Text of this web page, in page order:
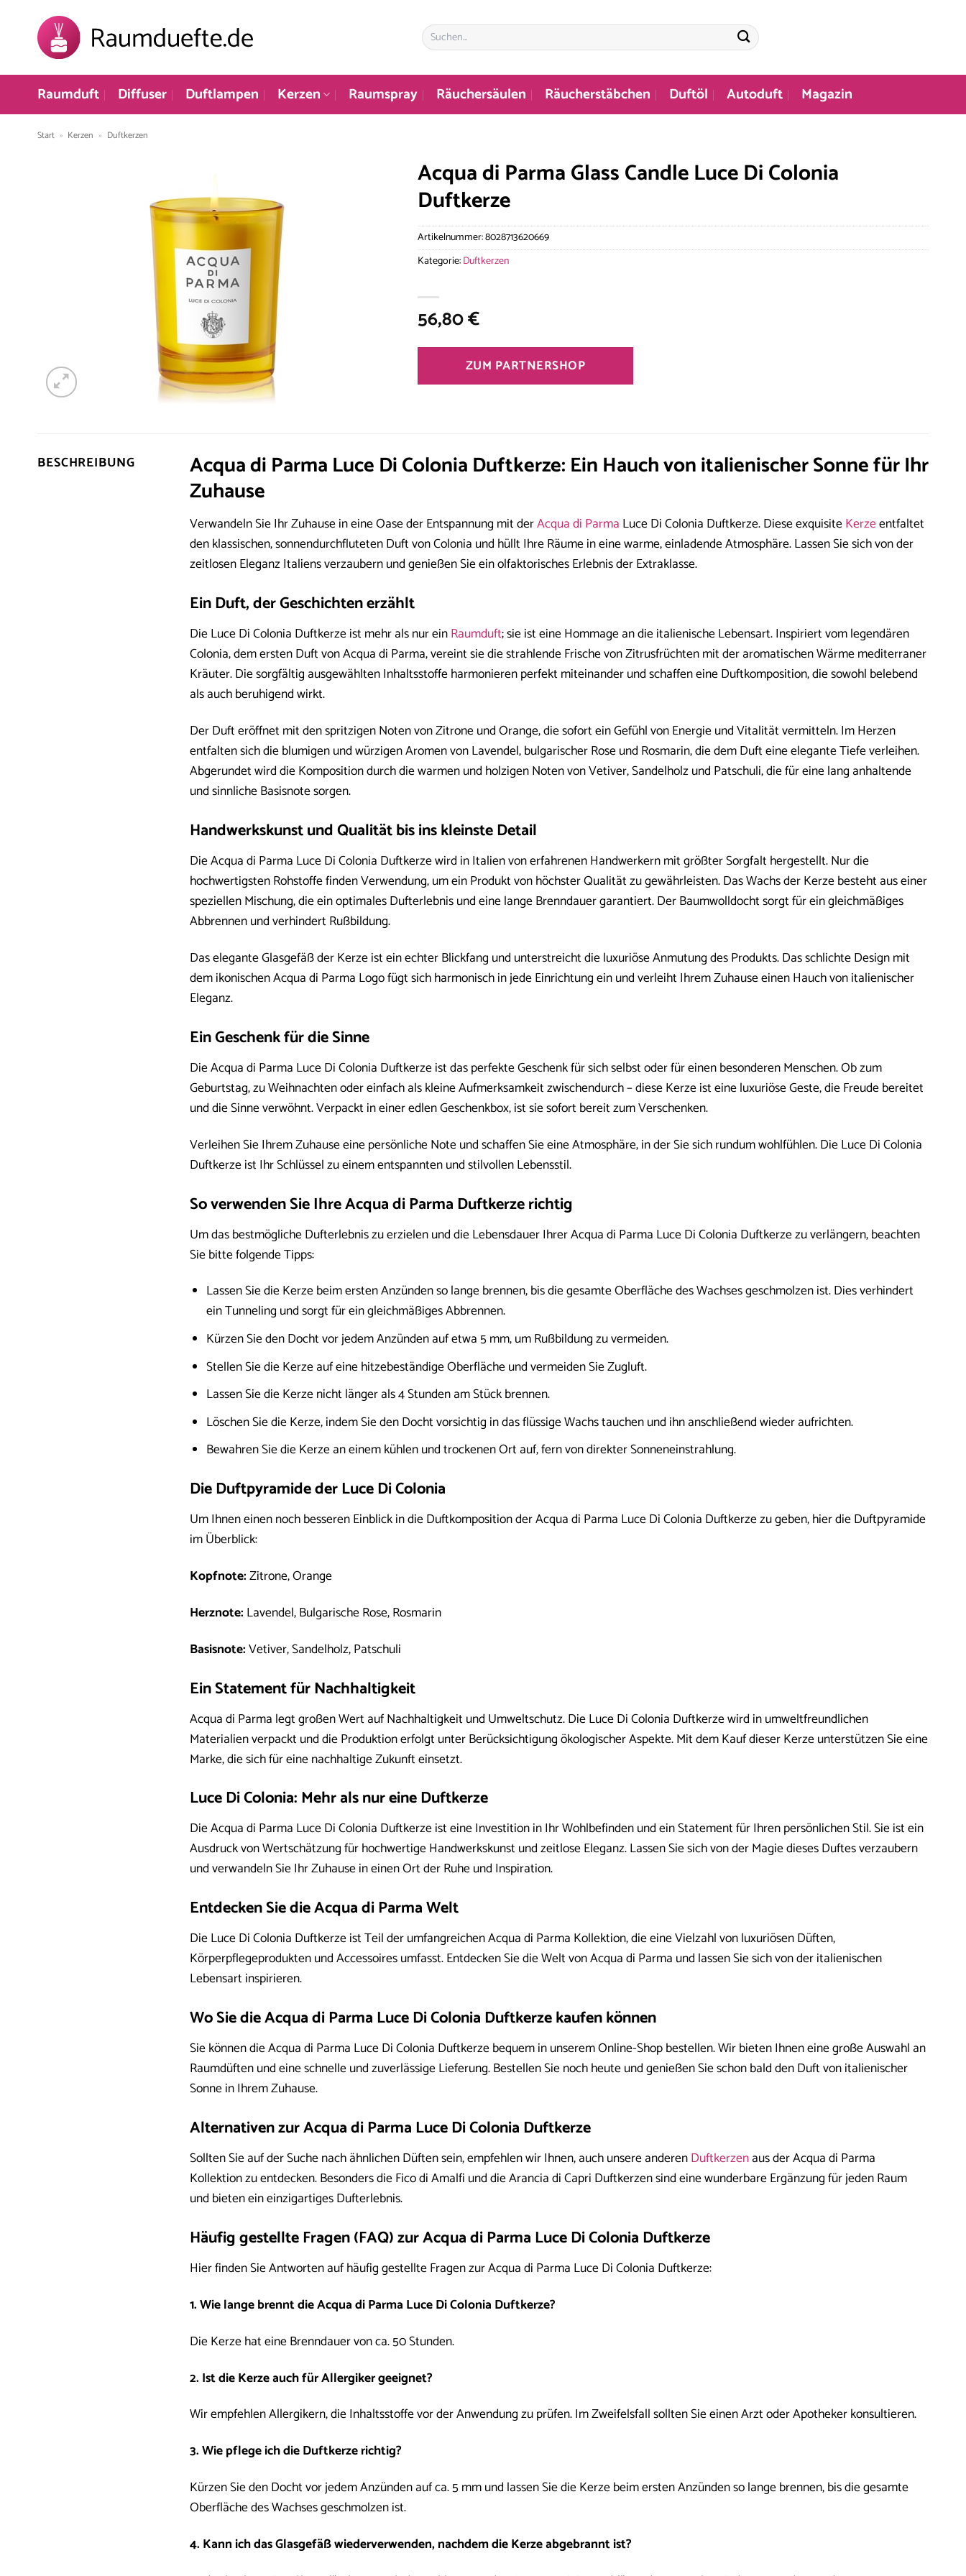
springen
Suchen
nach:
Raumduft Diffuser Duftlampen Kerzen Raumspray Räuchersäulen Räucherstäbchen Duftöl Autoduft Magazin
Start » Kerzen » Duftkerzen
Acqua di Parma Glass Candle Luce Di Colonia
Duftkerze
56,80€
ZUM PARTNERSHOP
Artikelnummer:8028713620669
Kategorie:Duftkerzen
BESCHREIBUNG Acqua di Parma Luce Di Colonia Duftkerze: Ein Hauch von italienischer Sonne für Ihr
Zuhause
Verwandeln Sie Ihr Zuhause in eine Oase der Entspannung mit derAcqua di Parma Luce Di Colonia Duftkerze. Diese exquisiteKerzeentfaltet
den klassischen, sonnendurchfluteten Duft von Colonia und hüllt Ihre Räume in eine warme, einladende Atmosphäre. Lassen Sie sich von der
zeitlosen Eleganz Italiens verzaubern und genießen Sie ein olfaktorisches Erlebnis der Extraklasse.
Ein Duft, der Geschichten erzählt
Die Luce Di Colonia Duftkerze ist mehr als nur einRaumduft; sie ist eine Hommage an die italienische Lebensart. Inspiriert vom legendären
Colonia, dem ersten Duft von Acqua di Parma, vereint sie die strahlende Frische von Zitrusfrüchten mit der aromatischen Wärme mediterraner
Kräuter. Die sorgfältig ausgewählten Inhaltsstoffe harmonieren perfekt miteinander und schaffen eine Duftkomposition, die sowohl belebend
als auch beruhigend wirkt.
Der Duft eröffnet mit den spritzigen Noten von Zitrone und Orange, die sofort ein Gefühl von Energie und Vitalität vermitteln. Im Herzen
entfalten sich die blumigen und würzigen Aromen von Lavendel, bulgarischer Rose und Rosmarin, die dem Duft eine elegante Tiefe verleihen.
Abgerundet wird die Komposition durch die warmen und holzigen Noten von Vetiver, Sandelholz und Patschuli, die für eine lang anhaltende
und sinnliche Basisnote sorgen.
Handwerkskunst und Qualität bis ins kleinste Detail
Die Acqua di Parma Luce Di Colonia Duftkerze wird in Italien von erfahrenen Handwerkern mit größter Sorgfalt hergestellt. Nur die
hochwertigsten Rohstoffe finden Verwendung, um ein Produkt von höchster Qualität zu gewährleisten. Das Wachs der Kerze besteht aus einer
speziellen Mischung, die ein optimales Dufterlebnis und eine lange Brenndauer garantiert. Der Baumwolldocht sorgt für ein gleichmäßiges
Abbrennen und verhindert Rußbildung.
Das elegante Glasgefäß der Kerze ist ein echter Blickfang und unterstreicht die luxuriöse Anmutung des Produkts. Das schlichte Design mit
dem ikonischen Acqua di Parma Logo fügt sich harmonisch in jede Einrichtung ein und verleiht Ihrem Zuhause einen Hauch von italienischer
Eleganz.
Ein Geschenk für die Sinne
Die Acqua di Parma Luce Di Colonia Duftkerze ist das perfekte Geschenk für sich selbst oder für einen besonderen Menschen. Ob zum
Geburtstag, zu Weihnachten oder einfach als kleine Aufmerksamkeit zwischendurch – diese Kerze ist eine luxuriöse Geste, die Freude bereitet
und die Sinne verwöhnt. Verpackt in einer edlen Geschenkbox, ist sie sofort bereit zum Verschenken.
Verleihen Sie Ihrem Zuhause eine persönliche Note und schaffen Sie eine Atmosphäre, in der Sie sich rundum wohlfühlen. Die Luce Di Colonia
Duftkerze ist Ihr Schlüssel zu einem entspannten und stilvollen Lebensstil.
So verwenden Sie Ihre Acqua di Parma Duftkerze richtig
Um das bestmögliche Dufterlebnis zu erzielen und die Lebensdauer Ihrer Acqua di Parma Luce Di Colonia Duftkerze zu verlängern, beachten
Sie bitte folgende Tipps:
Lassen Sie die Kerze beim ersten Anzünden so lange brennen, bis die gesamte Oberfläche des Wachses geschmolzen ist. Dies verhindert
ein Tunneling und sorgt für ein gleichmäßiges Abbrennen.
Kürzen Sie den Docht vor jedem Anzünden auf etwa 5 mm, um Rußbildung zu vermeiden.
Stellen Sie die Kerze auf eine hitzebeständige Oberfläche und vermeiden Sie Zugluft.
Lassen Sie die Kerze nicht länger als 4 Stunden am Stück brennen.
Löschen Sie die Kerze, indem Sie den Docht vorsichtig in das flüssige Wachs tauchen und ihn anschließend wieder aufrichten.
Bewahren Sie die Kerze an einem kühlen und trockenen Ort auf, fern von direkter Sonneneinstrahlung.
Die Duftpyramide der Luce Di Colonia
Um Ihnen einen noch besseren Einblick in die Duftkomposition der Acqua di Parma Luce Di Colonia Duftkerze zu geben, hier die Duftpyramide
im Überblick:
Kopfnote:Zitrone, Orange
Herznote: Lavendel, Bulgarische Rose, Rosmarin
Basisnote:Vetiver, Sandelholz, Patschuli
Ein Statement für Nachhaltigkeit
Acqua di Parma legt großen Wert auf Nachhaltigkeit und Umweltschutz. Die Luce Di Colonia Duftkerze wird in umweltfreundlichen
Materialien verpackt und die Produktion erfolgt unter Berücksichtigung ökologischer Aspekte. Mit dem Kauf dieser Kerze unterstützen Sie eine
Marke, die sich für eine nachhaltige Zukunft einsetzt.
Luce Di Colonia: Mehr als nur eine Duftkerze
Die Acqua di Parma Luce Di Colonia Duftkerze ist eine Investition in Ihr Wohlbefinden und ein Statement für Ihren persönlichen Stil. Sie ist ein
Ausdruck von Wertschätzung für hochwertige Handwerkskunst und zeitlose Eleganz. Lassen Sie sich von der Magie dieses Duftes verzaubern
und verwandeln Sie Ihr Zuhause in einen Ort der Ruhe und Inspiration.
Entdecken Sie die Acqua di Parma Welt
Die Luce Di Colonia Duftkerze ist Teil der umfangreichen Acqua di Parma Kollektion, die eine Vielzahl von luxuriösen Düften,
Körperpflegeprodukten und Accessoires umfasst. Entdecken Sie die Welt von Acqua di Parma und lassen Sie sich von der italienischen
Lebensart inspirieren.
Wo Sie die Acqua di Parma Luce Di Colonia Duftkerze kaufen können
Sie können die Acqua di Parma Luce Di Colonia Duftkerze bequem in unserem Online-Shop bestellen. Wir bieten Ihnen eine große Auswahl an
Raumdüften und eine schnelle und zuverlässige Lieferung. Bestellen Sie noch heute und genießen Sie schon bald den Duft von italienischer
Sonne in Ihrem Zuhause.
Alternativen zur Acqua di Parma Luce Di Colonia Duftkerze
Sollten Sie auf der Suche nach ähnlichen Düften sein, empfehlen wir Ihnen, auch unsere anderenDuftkerzenaus der Acqua di Parma
Kollektion zu entdecken. Besonders die Fico di Amalfi und die Arancia di Capri Duftkerzen sind eine wunderbare Ergänzung für jeden Raum
und bieten ein einzigartiges Dufterlebnis.
Häufig gestellte Fragen (FAQ) zur Acqua di Parma Luce Di Colonia Duftkerze
Hier finden Sie Antworten auf häufig gestellte Fragen zur Acqua di Parma Luce Di Colonia Duftkerze:
1. Wie lange brennt die Acqua di Parma Luce Di Colonia Duftkerze?
Die Kerze hat eine Brenndauer von ca. 50 Stunden.
2. Ist die Kerze auch für Allergiker geeignet?
Wir empfehlen Allergikern, die Inhaltsstoffe vor der Anwendung zu prüfen. Im Zweifelsfall sollten Sie einen Arzt oder Apotheker konsultieren.
3. Wie pflege ich die Duftkerze richtig?
Kürzen Sie den Docht vor jedem Anzünden auf ca. 5 mm und lassen Sie die Kerze beim ersten Anzünden so lange brennen, bis die gesamte
Oberfläche des Wachses geschmolzen ist.
4. Kann ich das Glasgefäß wiederverwenden, nachdem die Kerze abgebrannt ist?